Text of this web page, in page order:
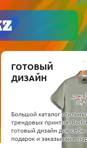
ГОТОВЫЙ
ДИЗАЙН
Большой каталог
трендовых принтов.
готовый дизайн для себя
подарок и заказывай в